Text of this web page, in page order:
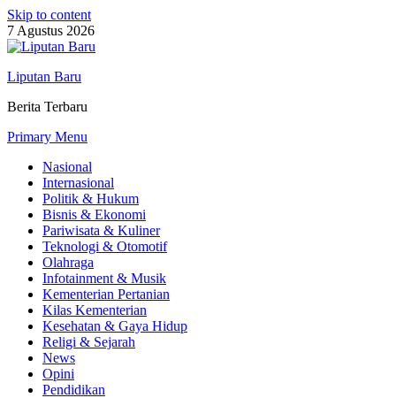
Skip to content
7 Agustus 2026
Liputan Baru
Berita Terbaru
Primary Menu
Nasional
Internasional
Politik & Hukum
Bisnis & Ekonomi
Pariwisata & Kuliner
Teknologi & Otomotif
Olahraga
Infotainment & Musik
Kementerian Pertanian
Kilas Kementerian
Kesehatan & Gaya Hidup
Religi & Sejarah
News
Opini
Pendidikan